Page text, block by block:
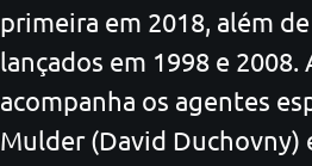
primeira em 2018, além
lançados em 1998 e 2008.
acompanha os agentes
Mulder (David Duchovny)